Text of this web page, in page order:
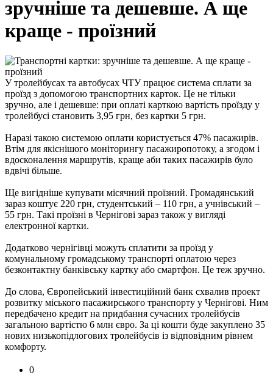
зручніше та дешевше. А ще
краще - проїзний
У тролейбусах та автобусах ЧТУ працює система сплати за
проїзд з допомогою транспортних карток. Це не тільки
зручно, але і дешевше: при оплаті карткою вартість проїзду у
тролейбусі становить 3,95 грн, без картки 5 грн.
Наразі такою системою оплати користується 47% пасажирів.
Втім для якіснішого моніторингу пасажиропотоку, а згодом і
вдосконалення маршрутів, краще аби таких пасажирів було
вдвічі більше.
Ще вигідніше купувати місячний проїзний. Громадянський
зараз коштує 220 грн, студентський – 110 грн, а учнівський –
55 грн. Такі проїзні в Чернігові зараз також у вигляді
електронної картки.
Додатково чернігівці можуть сплатити за проїзд у
комунальному громадському транспорті оплатою через
безконтактну банківську картку або смартфон. Це теж зручно.
До слова, Європейський інвестиційний банк схвалив проект
розвитку міського пасажирського транспорту у Чернігові. Ним
передбачено кредит на придбання сучасних тролейбусів
загальною вартістю 6 млн євро. За ці кошти буде закуплено 35
нових низькопідлогових тролейбусів із відповідним рівнем
комфорту.
0